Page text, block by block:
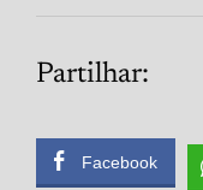
Partilhar:
Facebook